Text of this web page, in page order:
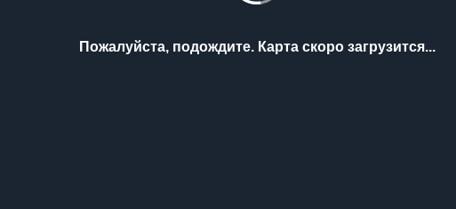
Пожалуйста, подождите. Карта скоро загрузится...